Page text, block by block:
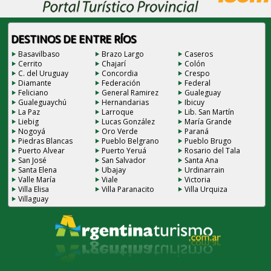
DESTINOS DE ENTRE RÍOS
Basavilbaso Brazo Largo
Caseros
Cerrito
Chajarí
Colón
C. del Uruguay
Concordia
Crespo
Diamante
Federación
Federal
Feliciano
General Ramirez
Gualeguay
Gualeguaychú
Hernandarias
Ibicuy
La Paz
Larroque
Lib. San Martín
Liebig
Lucas González
María Grande
Nogoyá
Oro Verde
Paraná
Piedras Blancas
Pueblo Belgrano
Pueblo Brugo
Puerto Alvear
Puerto Yeruá
Rosario del Tala
San José
San Salvador
Santa Ana
Santa Elena
Ubajay
Urdinarrain
Valle María
Viale
Victoria
Villa Elisa
Villa Paranacito
Villa Urquiza
Villaguay